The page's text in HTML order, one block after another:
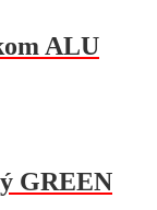
ALU
GREEN